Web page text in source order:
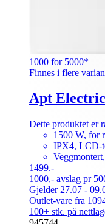
1000 for 5000*
Finnes i flere
Apt
Dette produktet er
1500 W, for
IPX4, LCD-
1499.-
1000,- avslag pr
Gjelder 27.07 -
Outlet-vare fra
100+ stk. på